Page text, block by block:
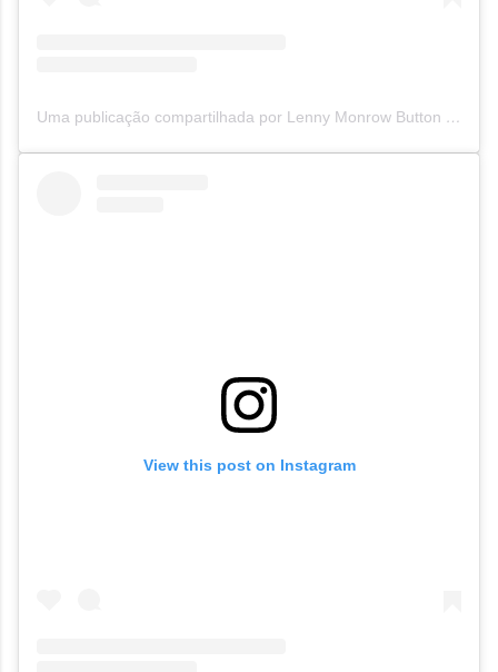
Uma publicação compartilhada por Lenny Monrow Button (@lennymonrowbutton)
View this post on Instagram